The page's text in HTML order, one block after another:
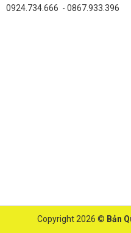
0924.734.666 - 0867.933.396
Copyright 2026 © Bản